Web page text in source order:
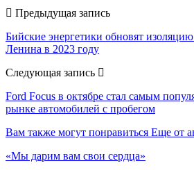
Предыдущая запись
Бийские энергетики обновят
Ленина в 2023 году
Следующая запись
Ford Focus в октябре стал самым
рынке автомобилей с пробегом
Вам также могут понравиться Еще от
«Мы дарим вам свои сердца»